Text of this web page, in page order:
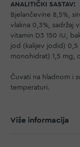
ANALITIČKI SASTAV:
Bjelančevine 8,5%,
vlakna 0,3%, sadržaj
vitamin D3 150 IU,
jod (kalijev jodid) 0,5
monohidrat) 1,5 mg,
Čuvati na hladnom i
temperaturi.
Više informacija